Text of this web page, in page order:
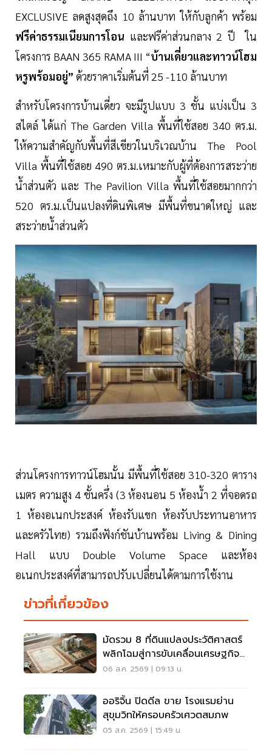
EXCLUSIVE ลดสูงสุดถึง 10 ล้านบาท ให้กับลูกค้า พร้อม
ฟรีค่าธรรมเนียมการโอน และฟรีค่าส่วนกลาง 2 ปี ใน
โครงการ BAAN 365 RAMA III “บ้านเดี่ยวและทาวน์โฮม
หรูพร้อมอยู่” ด้วยราคาเริ่มต้นที่ 25 -110 ล้านบาท
สำหรับโครงการบ้านเดี่ยว จะมีรูปแบบ 3 ชั้น แบ่งเป็น 3
สไตล์ ได้แก่ The Garden Villa พื้นที่ใช้สอย 340 ตร.ม.
ให้ความสำคัญกับพื้นที่สีเขียวในบริเวณบ้าน The Pool
Villa พื้นที่ใช้สอย 490 ตร.ม.เหมาะกับผู้ที่ต้องการสระว่าย
น้ำส่วนตัว และ The Pavilion Villa พื้นที่ใช้สอยมากกว่า
520 ตร.ม.เป็นแปลงที่ดินพิเศษ มีพื้นที่ขนาดใหญ่ และ
สระว่ายน้ำส่วนตัว
ส่วนโครงการทาวน์โฮมนั้น มีพื้นที่ใช้สอย 310-320 ตาราง
เมตร ความสูง 4 ชั้นครึ่ง (3 ห้องนอน 5 ห้องน้ำ 2 ที่จอดรถ
1 ห้องอเนกประสงค์ ห้องรับแขก ห้องรับประทานอาหาร
และครัวไทย) รวมถึงฟังก์ชันบ้านพร้อม Living & Dining
Hall แบบ Double Volume Space และห้อง
อเนกประสงค์ที่สามารถปรับเปลี่ยนได้ตามการใช้งาน
ข่าวที่เกี่ยวข้อง
มัดรวม 8 ที่ดินแปลงประวัติศาสตร์
พลิกโฉมสู่การขับเคลื่อนเศรษฐกิจ
เมือง
06 ส.ค. 2569 | 09:13 น.
ออริจิ้น ปิดดีล ขาย โรงแรมย่าน
สุขุมวิทให้ครอบครัวเศวตสมภพ
05 ส.ค. 2569 | 15:49 น.